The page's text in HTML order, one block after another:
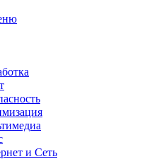
и Сеть